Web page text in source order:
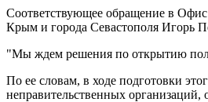
Соответствующее обращение в
Крым и города Севастополя Игорь
"Мы ждем решения по открытию
По ее словам, в ходе подготовки
неправительственных